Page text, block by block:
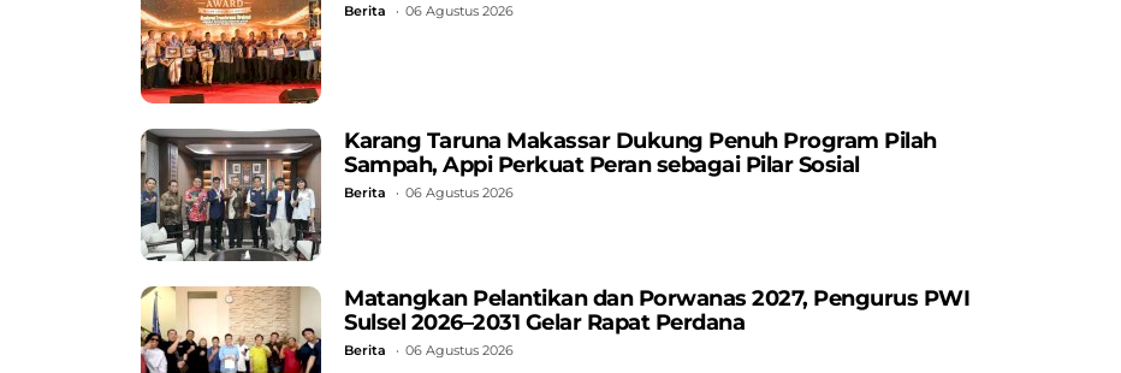
Berita 06 Agustus 2026
Karang Taruna Makassar Dukung Penuh Program Pilah
Sampah, Appi Perkuat Peran sebagai Pilar Sosial
Berita 06 Agustus 2026
Matangkan Pelantikan dan Porwanas 2027, Pengurus PWI
Sulsel 2026–2031 Gelar Rapat Perdana
Berita 06 Agustus 2026